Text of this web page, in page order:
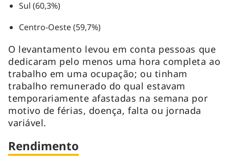
Sul (60,3%)
Centro-Oeste (59,7%)
O levantamento levou em conta pessoas que
dedicaram pelo menos uma hora completa ao
trabalho em uma ocupação; ou tinham
trabalho remunerado do qual estavam
temporariamente afastadas na semana por
motivo de férias, doença, falta ou jornada
variável.
Rendimento